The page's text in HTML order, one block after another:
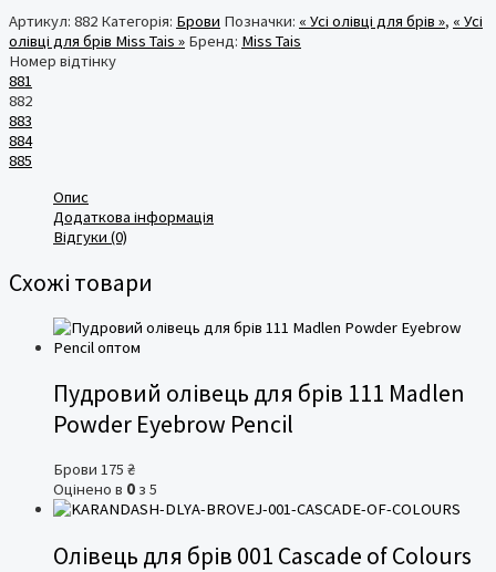
Артикул: 882 Категорія: Брови Позначки: « Усі олівці для брів », « Усі
олівці для брів Miss Tais » Бренд: Miss Tais
Номер відтінку
881
882
883
884
885
Опис
Додаткова інформація
Відгуки (0)
Схожі товари
Пудровий олівець для брів 111 Madlen
Powder Eyebrow Pencil
Брови 175 ₴
Оцінено в 0 з 5
Олівець для брів 001 Cascade of Colours